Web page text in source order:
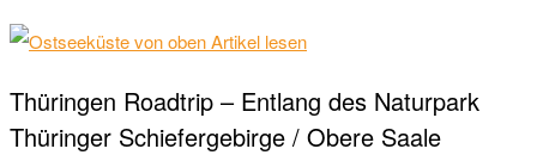
Artikel lesen
Thüringen Roadtrip – Entlang des Naturpark
Thüringer Schiefergebirge / Obere Saale